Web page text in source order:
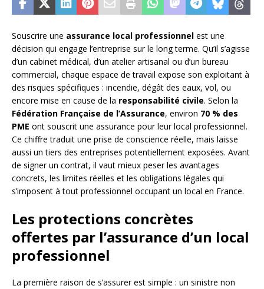
Souscrire une assurance local professionnel est une
décision qui engage l’entreprise sur le long terme. Qu’il s’agisse
d’un cabinet médical, d’un atelier artisanal ou d’un bureau
commercial, chaque espace de travail expose son exploitant à
des risques spécifiques : incendie, dégât des eaux, vol, ou
encore mise en cause de la responsabilité civile. Selon la
Fédération Française de l’Assurance, environ 70 % des
PME ont souscrit une assurance pour leur local professionnel.
Ce chiffre traduit une prise de conscience réelle, mais laisse
aussi un tiers des entreprises potentiellement exposées. Avant
de signer un contrat, il vaut mieux peser les avantages
concrets, les limites réelles et les obligations légales qui
s’imposent à tout professionnel occupant un local en France.
Les protections concrètes
offertes par l’assurance d’un local
professionnel
La première raison de s’assurer est simple : un sinistre non